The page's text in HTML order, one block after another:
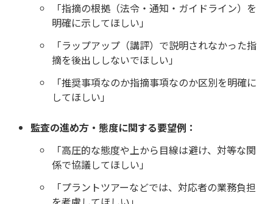
「指摘の根拠（法令・通知・ガイドライン）を
明確に示してほしい」
「ラップアップ（講評）で説明されなかった指
摘を後出ししないでほしい」
「推奨事項なのか指摘事項なのか区別を明確に
してほしい」
監査の進め方・態度に関する要望例：
「高圧的な態度や上から目線は避け、対等な関
係で協議してほしい」
「プラントツアーなどでは、対応者の業務負担